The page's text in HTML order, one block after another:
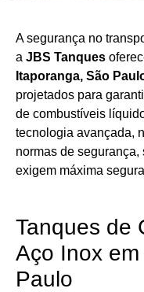
A segurança no
a JBS Tanques
Itaporanga, São
projetados para
de combustíveis
tecnologia avançada,
normas de
exigem máxima
Tanques de
Aço Inox
Paulo